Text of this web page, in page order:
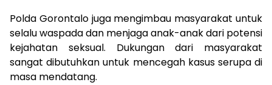
Polda Gorontalo juga mengimbau masyarakat untuk
selalu waspada dan menjaga anak-anak dari potensi
kejahatan seksual. Dukungan dari masyarakat
sangat dibutuhkan untuk mencegah kasus serupa di
masa mendatang.